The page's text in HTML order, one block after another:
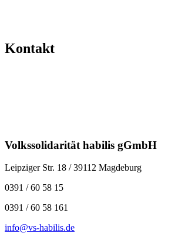
Kontakt
Volkssolidarität habilis gGmbH
Leipziger Str. 18 / 39112 Magdeburg
0391 / 60 58 15
0391 / 60 58 161
info@vs-habilis.de